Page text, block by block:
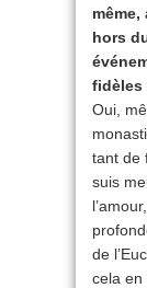
hors
fidèles
Oui,
tant de
suis
de
cela en